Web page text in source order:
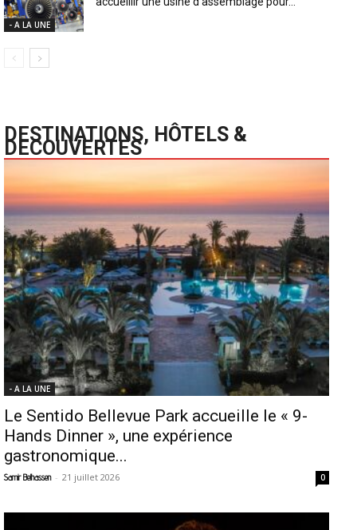
- A LA UNE
DESTINATIONS, HÔTELS &
DECOUVERTES
- A LA UNE
Le Sentido Bellevue Park accueille le « 9-
Hands Dinner », une expérience
gastronomique...
Samir Belhassen - 21 juillet 2026 0